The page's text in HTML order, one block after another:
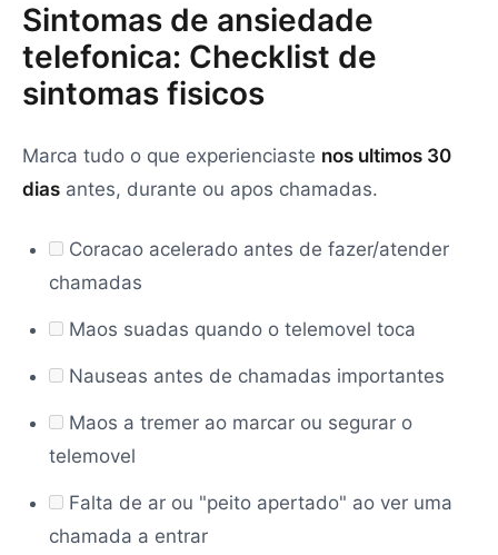
Sintomas de ansiedade
telefonica: Checklist de
sintomas fisicos
Marca tudo o que experienciaste nos ultimos 30
dias antes, durante ou apos chamadas.
Coracao acelerado antes de fazer/atender
chamadas
Maos suadas quando o telemovel toca
Nauseas antes de chamadas importantes
Maos a tremer ao marcar ou segurar o
telemovel
Falta de ar ou "peito apertado" ao ver uma
chamada a entrar